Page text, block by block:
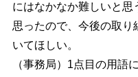
にはなかなか難しいと思
思ったので、今後の取り
いてほしい。
（事務局）1点目の用語